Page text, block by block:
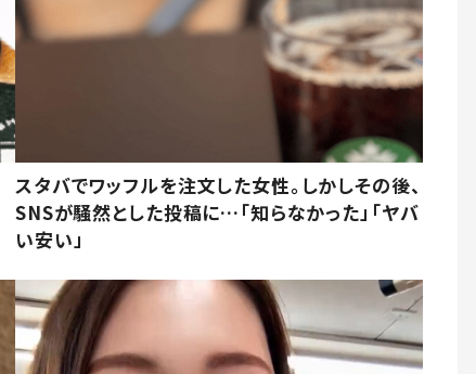
スタバでワッフルを注文した女性。しかしその後、
SNSが騒然とした投稿に…「知らなかった」「ヤバ
い安い」